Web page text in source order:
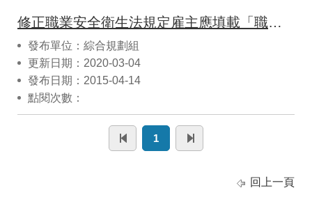
修正職業安全衛生法規定雇主應填載「職業災害內容及統計」
發布單位：綜合規劃組
更新日期：2020-03-04
發布日期：2015-04-14
點閱次數：
1
回上一頁